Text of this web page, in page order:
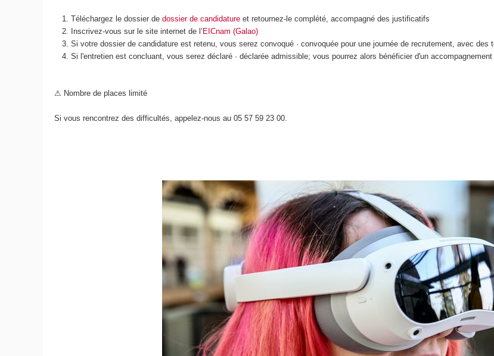
Téléchargez le dossier dedossier de candidature et retournez-le complété, accompagné des justificatifs
Inscrivez-vous sur le site internet de l’ EICnam (Galao)
Si votre dossier de candidature est retenu, vous serez convoqué · convoquée pour une journée de recrutement, avec
Si l'entretien est concluant, vous serez déclaré · déclarée admissible; vous pourrez alors bénéficier d'un
⚠ Nombre de places limité
Si vous rencontrez des difficultés, appelez-nous au 05 57 59 23 00.